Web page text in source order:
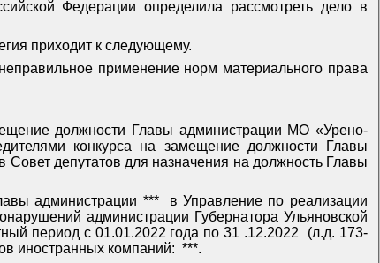
Федерации определила рассмотреть дело в
приходит к следующему.
применение норм материального права
должности Главы администрации МО «Урено-
конкурса на замещение должности Главы
депутатов для назначения на должность Главы
администрации ***
в Управление по реализации
администрации Губернатора Ульяновской
период с 01.01.2022 года по 31 .12.2022
(л.д. 173-
иностранных компаний: ***.